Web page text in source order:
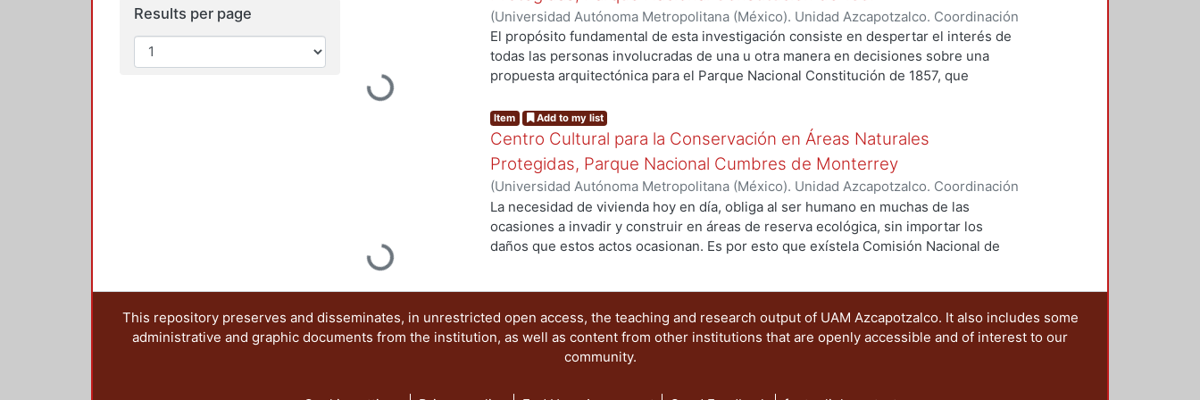
Results per page
cuenta el aspecto socio económico infraestructura el clima, topografía etc. El
análisis climático y la propuesta arquitectónica con análisis previo de geometría
solar, análisis de ventilación, análisis acústico, vegetación entre otros aspectos.
Loading...
(Universidad Autónoma Metropolitana (México). Unidad Azcapotzalco. Coordinación
de Servicios de Información. ,2009-12)Puerto Isoard, Arturo M.
El propósito fundamental de esta investigación consiste en despertar el interés de
todas las personas involucradas de una u otra manera en decisiones sobre una
propuesta arquitectónica para el Parque Nacional Constitución de 1857, que
características térmicas de los materiales, ya que en conjunto se encuentran
indisolublemente ligadas a las condiciones óptimas del confort humano.
Loading...
Item Add to my list
Centro Cultural para la Conservación en Áreas Naturales
Protegidas, Parque Nacional Cumbres de Monterrey
(Universidad Autónoma Metropolitana (México). Unidad Azcapotzalco. Coordinación
de Servicios de Información., 2009-12)Moreno Juanche, Evelyn
La necesidad de vivienda hoy en día, obliga al ser humano en muchas de las
ocasiones a invadir y construir en áreas de reserva ecológica, sin importar los
daños que estos actos ocasionan. Es por esto que exístela Comisión Nacional de
llamado Parque Nacional Cumbres de Monterrey, el cual cuenta con un total de
177,396 HA. Creado el 24 de noviembre de 1939. Éste parque se constituyó como
tal para la conservación de la flora y fauna del lugar, y es en este dónde se proyecta
This repository preserves and disseminates, in unrestricted open access, the teaching and research output of UAM Azcapotzalco. It also includes some
administrative and graphic documents from the institution, as well as content from other institutions that are openly accessible and of interest to our
community.